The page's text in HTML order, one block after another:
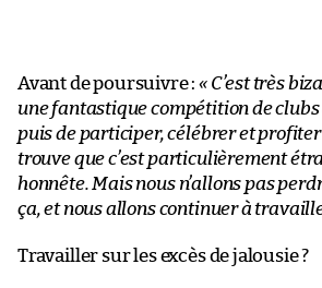
Avant de poursuivre :« C’est très
une fantastique compétition de
puis de participer, célébrer et profiter
trouve que c’est particulièrement
honnête. Mais nous n’allons pas
ça, et nous allons continuer à
Travailler sur les excès de jalousie ?